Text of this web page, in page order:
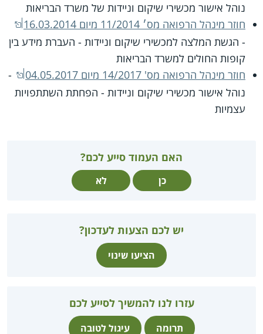
נוהל אישור מכשירי שיקום וניידות של משרד הבריאות
חוזר מינהל הרפואה מס׳ 11/2014 מיום 16.03.2014
- הגשת המלצה למכשירי שיקום וניידות - העברת מידע בין
קופות החולים למשרד הבריאות
חוזר מינהל הרפואה מס' 14/2017 מיום 04.05.2017
-
נוהל אישור מכשירי שיקום וניידות - הפחתת השתתפויות
עצמיות
האם העמוד סייע לכם?
כן לא
יש לכם הצעות לעדכון?
הציעו שינוי
עזרו לנו להמשיך לסייע לכם
תרומה עיגול לטובה